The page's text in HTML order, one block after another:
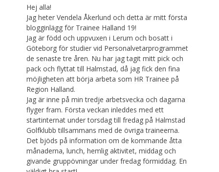
b
l
i
c
e
r
a
d
d
e
n
f
a
t
t
a
e
Hej alla!
Jag heter Vendela Åkerlund och detta är mitt första
blogginlägg för Trainee Halland 19!
Jag är född och uppvuxen i Lerum och bosatt i
Göteborg för studier vid Personalvetarprogrammet
de senaste tre åren. Nu har jag tagit mitt pick och
pack och flyttat till Halmstad, då jag fick den fina
möjligheten att börja arbeta som HR Trainee på
Region Halland.
Jag är inne på min tredje arbetsvecka och dagarna
flyger fram. Första veckan inleddes med ett
startinternat under torsdag till fredag på Halmstad
Golfklubb tillsammans med de övriga traineerna.
Det bjöds på information om de kommande åtta
månaderna, lunch, hemlig aktivitet, middag och
givande gruppövningar under fredag förmiddag. En